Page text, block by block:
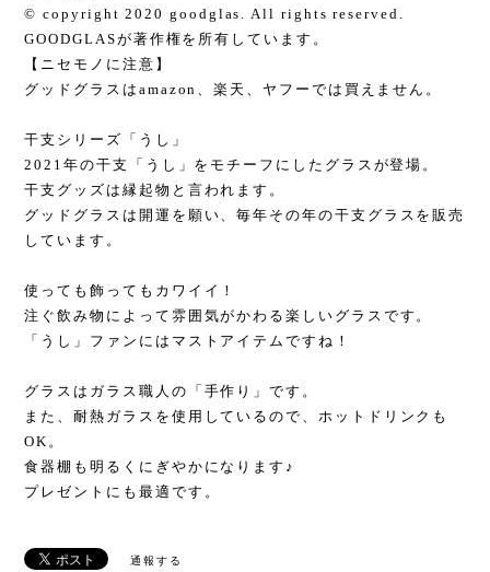
© copyright 2020 goodglas. All rights reserved.
GOODGLASが著作権を所有しています。
【ニセモノに注意】
グッドグラスはamazon、楽天、ヤフーでは買えません。
干支シリーズ「うし」
2021年の干支「うし」をモチーフにしたグラスが登場。
干支グッズは縁起物と言われます。
グッドグラスは開運を願い、毎年その年の干支グラスを販売
しています。
使っても飾ってもカワイイ！
注ぐ飲み物によって雰囲気がかわる楽しいグラスです。
「うし」ファンにはマストアイテムですね！
グラスはガラス職人の「手作り」です。
また、耐熱ガラスを使用しているので、ホットドリンクも
OK。
食器棚も明るくにぎやかになります♪
プレゼントにも最適です。
通報する